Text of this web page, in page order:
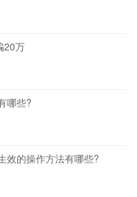
20万
哪些?
效的操作方法有哪些?